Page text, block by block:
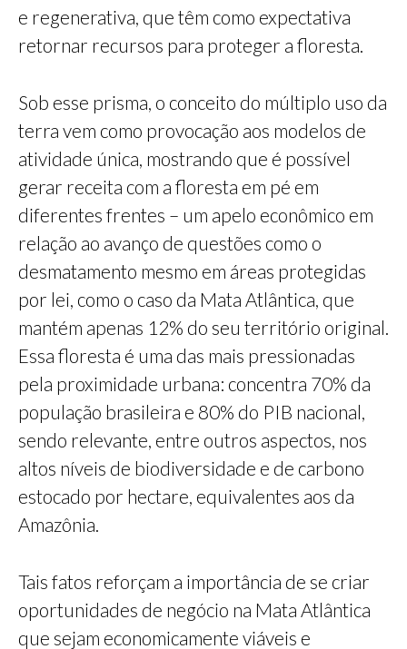
e regenerativa, que têm como expectativa
retornar recursos para proteger a floresta.
Sob esse prisma, o conceito do múltiplo uso da
terra vem como provocação aos modelos de
atividade única, mostrando que é possível
gerar receita com a floresta em pé em
diferentes frentes – um apelo econômico em
relação ao avanço de questões como o
desmatamento mesmo em áreas protegidas
por lei, como o caso da Mata Atlântica, que
mantém apenas 12% do seu território original.
Essa floresta é uma das mais pressionadas
pela proximidade urbana: concentra 70% da
população brasileira e 80% do PIB nacional,
sendo relevante, entre outros aspectos, nos
altos níveis de biodiversidade e de carbono
estocado por hectare, equivalentes aos da
Amazônia.
Tais fatos reforçam a importância de se criar
oportunidades de negócio na Mata Atlântica
que sejam economicamente viáveis e